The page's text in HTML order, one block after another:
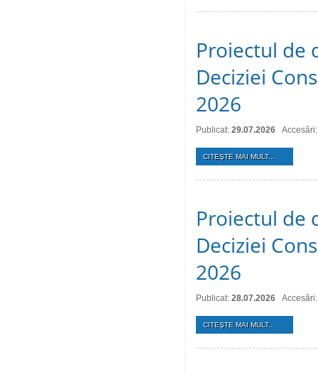
Proiectul de
Deciziei
2026
Publicat: 29.07.2026
CITEŞTE MAI MULT...
Proiectul de
Deciziei
2026
Publicat: 28.07.2026
CITEŞTE MAI MULT...